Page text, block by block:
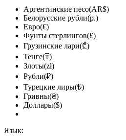
Аргентинские песо(AR$)
Белорусские рубли(р.)
Евро(€)
Фунты стерлингов(£)
Грузинские лари(₾)
Тенге(₸)
Злоты(zł)
Рубли(₽)
Турецкие лиры(₺)
Гривны(₴)
Доллары($)
Язык: